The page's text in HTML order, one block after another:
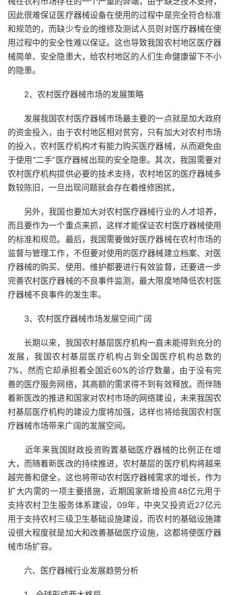
因此很难保证医疗器械设备在使用的过程中是完全符合标准
和规范的，而缺少专业的维修及测试人员则对医疗器械在使
用过程中的安全性难以保证。这也导致我国农村地区医疗器
械简单、安全隐患大，给农村地区的人们生命健康留下不小
的隐患。
2、农村医疗器械市场的发展策略
发展我国农村医疗器械市场最主要的一点就是加大政府
的资金投入，由于农村地区相对贫穷，只有加大对农村市场
的投入，农村医疗机构才有能力购买医疗器械，从而避免由
于使用“二手”医疗器械出现的安全隐患。其次，我国需要对
农村医疗机构提供必要的技术支持，农村地区的医疗器械多
数较陈旧，一旦出现问题就会存在着维修困扰，
另外，我国也要加大对农村医疗器械行业的人才培养，
而且要作为一个重点来抓，这样才能保证农村医疗器械使用
的标准和规范。最后，我国需要做好医疗器械在农村市场的
监督与管理工作，不但要对使用的医疗器械建立档案、对医
疗器械的购买、使用、维护都要进行有效监督，还要进一步
完善农村医疗器械的不良事件监测，最大限度地降低农村医
疗器械不良事件的发生率。
3、农村医疗器械市场发展空间广阔
长期以来，我国农村基层医疗机构一直未能得到充分的
发展，我国农村基层医疗机构占到全国医疗机构总数的
7%，然而它却承担着全国近60%的诊疗数量，由于没有完
善的医疗服务网络，其高额的需求得不到有效释放。而伴随
着新医改的推进和国家对农村市场的网络建设，未来我国农
村基层医疗机构的建设力度将加强，这样也将给我国农村医
疗器械市场带来广阔的发展空间。
近年来我国财政投资购置基础医疗器械的比例正在增
大，而随着新医改的持续推进，农村基层的医疗机构将越来
越完善和健全，这也将带动农村医疗器械需求的增长，作为
扩大内需的一项主要措施，近期国家新增投资48亿元用于
支持农村卫生服务体系建设，09年，中央又投资近27亿元
用于支持农村三级卫生基础设施建设，而农村的基础设施建
设很大程度就是加大和改善基础医疗设施，这都将使医疗器
械市场扩容。
六、医疗器械行业发展趋势分析